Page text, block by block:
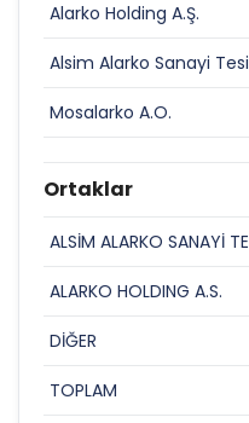
Alarko Holding A.Ş.
Alsim Alarko Sanayi
Mosalarko A.O.
Ortaklar
ALSİM ALARKO SANAYİ
ALARKO HOLDING A.S.
DİĞER
TOPLAM